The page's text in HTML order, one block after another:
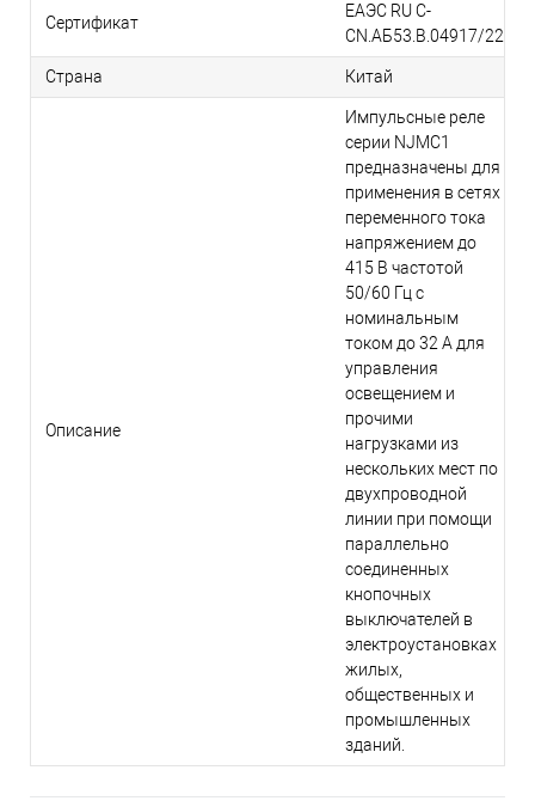
Сертификат
ЕАЭС RU С-
CN.АБ53.В.04917/22
Страна Китай
Описание
Импульсные реле
серии NJMC1
предназначены для
применения в сетях
переменного тока
напряжением до
415 В частотой
50/60 Гц с
номинальным
током до 32 А для
управления
освещением и
прочими
нагрузками из
нескольких мест по
двухпроводной
линии при помощи
параллельно
соединенных
кнопочных
выключателей в
электроустановках
жилых,
общественных и
промышленных
зданий.